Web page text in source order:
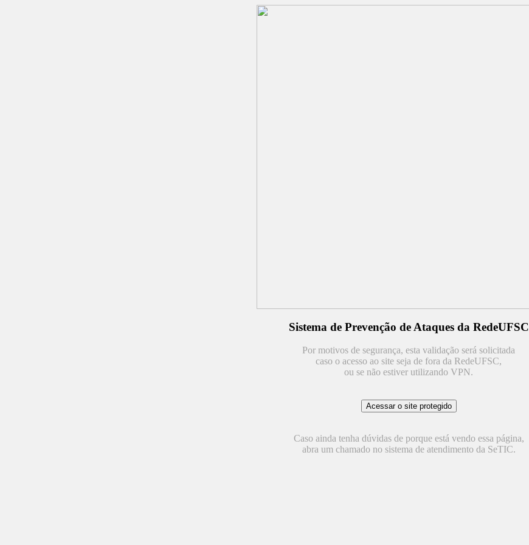
Sistema de Prevenção de Ataques da RedeUFSC
Por motivos de segurança, esta validação será solicitada
caso o acesso ao site seja de fora da RedeUFSC,
ou se não estiver utilizando VPN.
Caso ainda tenha dúvidas de porque está vendo essa página,
abra um chamado no sistema de atendimento da SeTIC.